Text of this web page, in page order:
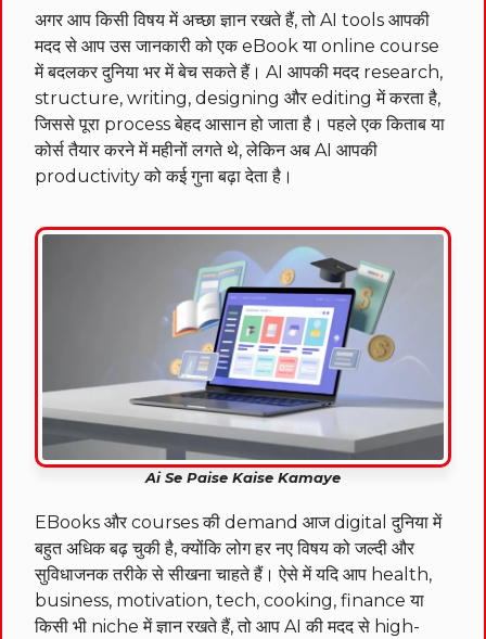
अगर आप किसी विषय में अच्छा ज्ञान रखते हैं, तो AI tools आपकी
मदद से आप उस जानकारी को एक eBook या online course
में बदलकर दुनिया भर में बेच सकते हैं। AI आपकी मदद research,
structure, writing, designing और editing में करता है,
जिससे पूरा process बेहद आसान हो जाता है। पहले एक किताब या
कोर्स तैयार करने में महीनों लगते थे, लेकिन अब AI आपकी
productivity को कई गुना बढ़ा देता है।
Ai Se Paise Kaise Kamaye
EBooks और courses की demand आज digital दुनिया में
बहुत अधिक बढ़ चुकी है, क्योंकि लोग हर नए विषय को जल्दी और
सुविधाजनक तरीके से सीखना चाहते हैं। ऐसे में यदि आप health,
business, motivation, tech, cooking, finance या
किसी भी niche में ज्ञान रखते हैं, तो आप AI की मदद से high-